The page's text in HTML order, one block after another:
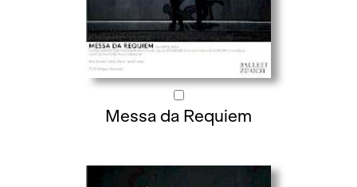
Messa da Requiem